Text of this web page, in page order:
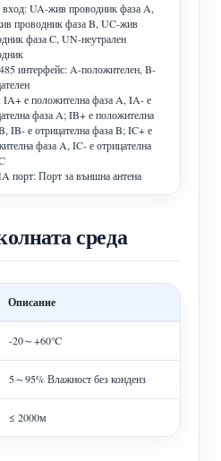
вход: UA-жив проводник фаза A,
проводник фаза B, UC-жив
фаза C, UN-неутрален
интерфейс: A-положителен, B-
IA+ е положителна фаза A, IA- е
фаза A; IB+ е положителна
IB- е отрицателна фаза B; IC+ е
фаза A, IC- е отрицателна
порт: Порт за външна антена
среда
Описание
-20～+60℃
5～95% Влажност без конденз
≤ 2000м